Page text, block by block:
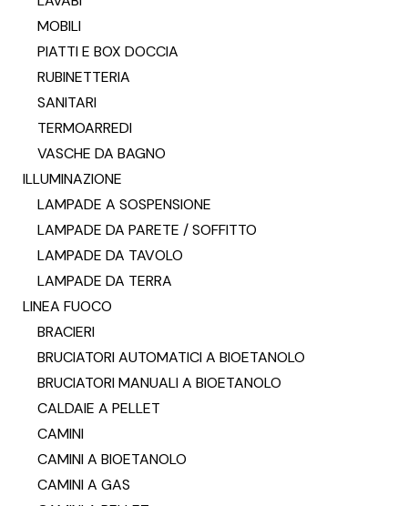
MOBILI
PIATTI E BOX DOCCIA
RUBINETTERIA
SANITARI
TERMOARREDI
VASCHE DA BAGNO
ILLUMINAZIONE
LAMPADE A SOSPENSIONE
LAMPADE DA PARETE / SOFFITTO
LAMPADE DA TAVOLO
LAMPADE DA TERRA
LINEA FUOCO
BRACIERI
BRUCIATORI AUTOMATICI A BIOETANOLO
BRUCIATORI MANUALI A BIOETANOLO
CALDAIE A PELLET
CAMINI
CAMINI A BIOETANOLO
CAMINI A GAS